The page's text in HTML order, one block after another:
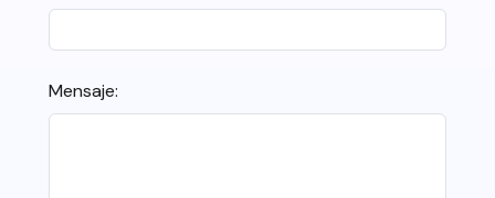
Mensaje: